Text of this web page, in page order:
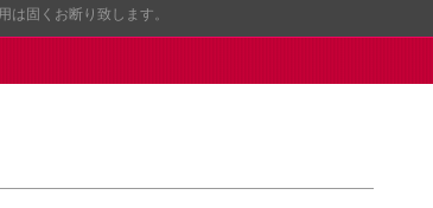
は固くお断り致します。